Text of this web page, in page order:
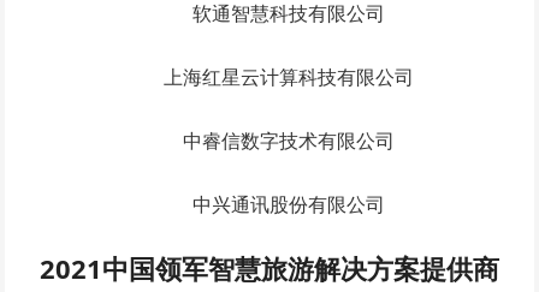
软通智慧科技有限公司
上海红星云计算科技有限公司
中睿信数字技术有限公司
中兴通讯股份有限公司
2021中国领军智慧旅游解决方案提供商